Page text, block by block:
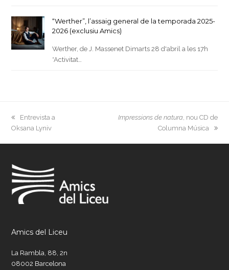
“Werther”, l’assaig general de la temporada 2025-
2026 (exclusiu Amics)
Werther, de J. Massenet Dimarts 28 d'abril a les 17h
*Activitat…
previous
post:
Entrevista a
Oksana Lyniv
next
Impressions de natura, nou CD de
Columna Música
Amics del Liceu
La Rambla, 88, 2n
08002 Barcelona